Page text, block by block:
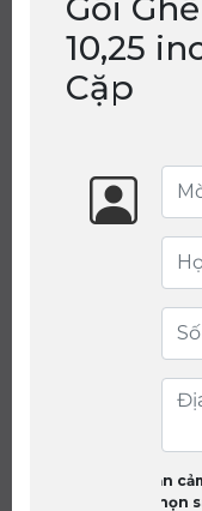
10,25
Cặp
Bạn
(chọn